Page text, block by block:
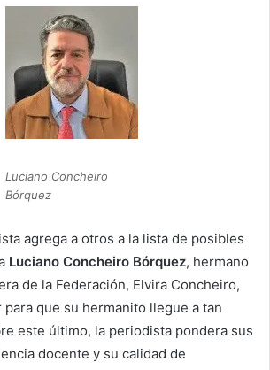
Luciano Concheiro
Bórquez
agrega a otros a la lista de posibles
Luciano Concheiro Bórquez, hermano
de la Federación, Elvira Concheiro,
que su hermanito llegue a tan
este último, la periodista pondera sus
docente y su calidad de